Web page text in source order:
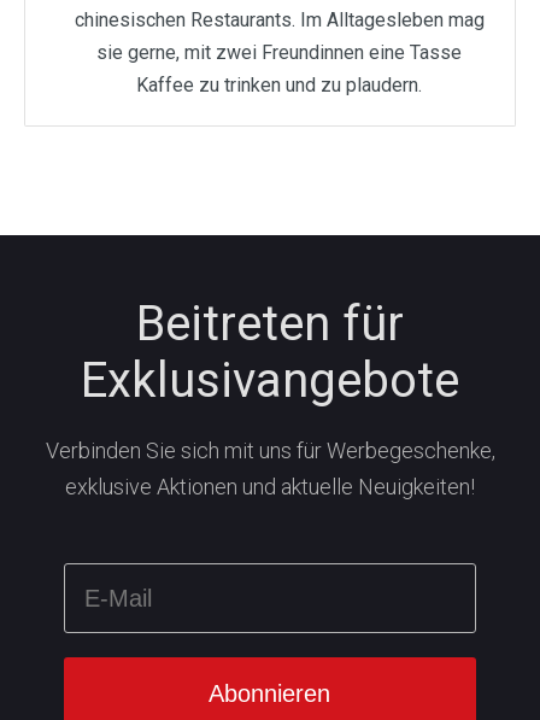
chinesischen Restaurants. Im Alltagesleben mag
sie gerne, mit zwei Freundinnen eine Tasse
Kaffee zu trinken und zu plaudern.
Beitreten für
Exklusivangebote
Verbinden Sie sich mit uns für Werbegeschenke,
exklusive Aktionen und aktuelle Neuigkeiten!